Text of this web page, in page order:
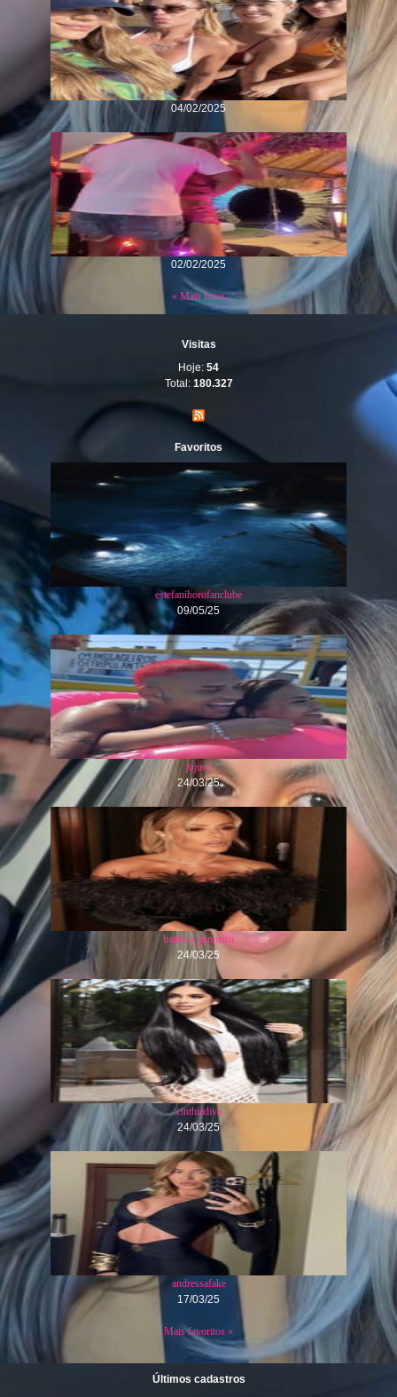
04/02/2025
02/02/2025
« Mais fotos
Visitas
Hoje: 54
Total: 180.327
Favoritos
estefaniborofanclube
09/05/25
jujus2
24/03/25
barbara_pinheiro
24/03/25
cinthiadiva
24/03/25
andressafake
17/03/25
Mais favoritos »
Últimos cadastros